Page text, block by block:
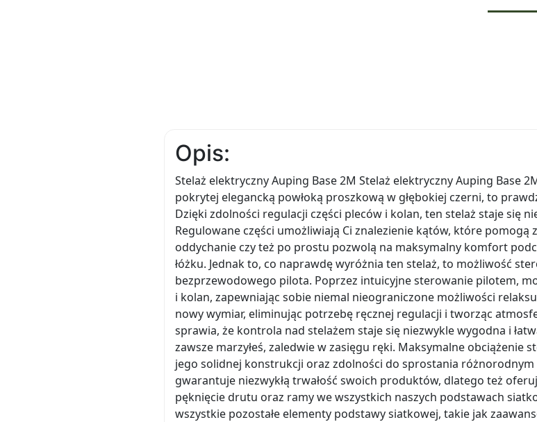
Opis:
Stelaż elektryczny Auping Base 2M Stelaż elektryczny Auping Base
pokrytej elegancką powłoką proszkową w głębokiej czerni, to
Dzięki zdolności regulacji części pleców i kolan, ten stelaż staje się
Regulowane części umożliwiają Ci znalezienie kątów, które pomogą
oddychanie czy też po prostu pozwolą na maksymalny komfort
łóżku. Jednak to, co naprawdę wyróżnia ten stelaż, to możliwość
bezprzewodowego pilota. Poprzez intuicyjne sterowanie pilotem,
i kolan, zapewniając sobie niemal nieograniczone możliwości
nowy wymiar, eliminując potrzebę ręcznej regulacji i tworząc
sprawia, że kontrola nad stelażem staje się niezwykle wygodna i
zawsze marzyłeś, zaledwie w zasięgu ręki. Maksymalne obciążenie
jego solidnej konstrukcji oraz zdolności do sprostania
gwarantuje niezwykłą trwałość swoich produktów, dlatego też
pęknięcie drutu oraz ramy we wszystkich naszych podstawach
wszystkie pozostałe elementy podstawy siatkowej, takie jak